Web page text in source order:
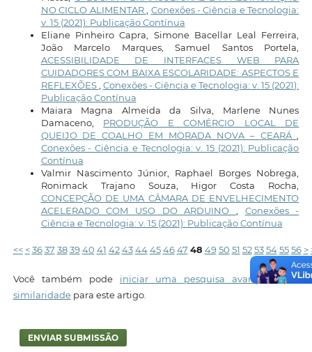
NO CICLO ALIMENTAR
Conexões - Ciência e Tecnologia:
v. 15 (2021): Publicação Contínua
Eliane Pinheiro Capra, Simone Bacellar Leal Ferreira,
João Marcelo Marques, Samuel Santos Portela,
ACESSIBILIDADE DE INTERFACES WEB PARA
CUIDADORES COM BAIXA ESCOLARIDADE: ASPECTOS E
REFLEXÕES Conexões - Ciência e Tecnologia: v. 15 (2021):
Publicação Contínua
Maiara Magna Almeida da Silva, Marlene Nunes
Damaceno, PRODUÇÃO E COMÉRCIO LOCAL DE
QUEIJO DE COALHO EM MORADA NOVA – CEARÁ
Conexões - Ciência e Tecnologia: v. 15 (2021): Publicação
Contínua
Valmir Nascimento Júnior, Raphael Borges Nobrega,
Ronimack Trajano Souza, Higor Costa Rocha,
CONCEPÇÃO DE UMA CÂMARA DE ENVELHECIMENTO
ACELERADO COM USO DO ARDUINO
Conexões -
Ciência e Tecnologia: v. 15 (2021): Publicação Contínua
<< < 36 37 38 39 40 41 42 43 44 45 46 47 48 49 50 51 52 53 54 55 56 >
Você também pode iniciar uma pesquisa avançada por
similaridadepara este artigo.
ENVIAR SUBMISSÃO